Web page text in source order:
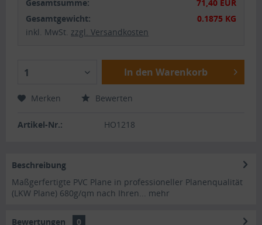
Gesamtsumme:
71,40 EUR
Gesamtgewicht:
0.1875 KG
inkl. MwSt. zzgl. Versandkosten
1 In den Warenkorb
Merken Bewerten
Artikel-Nr.: HO1218
Beschreibung
Maßgerfertigte PVC Plane in professioneller Planenqualität
(LKW Plane) 680g/qm nach Ihren...
mehr
Bewertungen
0